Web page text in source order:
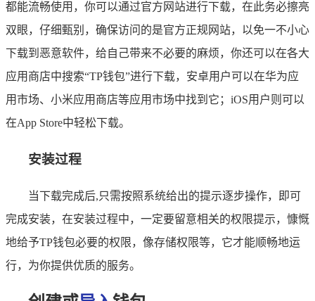
都能流畅使用，你可以通过官方网站进行下载，在此务必擦亮
双眼，仔细甄别，确保访问的是官方正规网站，以免一不小心
下载到恶意软件，给自己带来不必要的麻烦，你还可以在各大
应用商店中搜索“TP钱包”进行下载，安卓用户可以在华为应
用市场、小米应用商店等应用市场中找到它；iOS用户则可以
在App Store中轻松下载。
安装过程
当下载完成后,只需按照系统给出的提示逐步操作，即可
完成安装，在安装过程中，一定要留意相关的权限提示，慷慨
地给予TP钱包必要的权限，像存储权限等，它才能顺畅地运
行，为你提供优质的服务。